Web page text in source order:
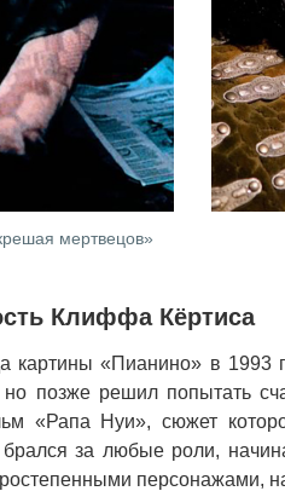
мертвецов»
Клиффа Кёртиса
картины «Пианино» в 1993
но позже решил попытать
«Рапа Нуи», сюжет
за любые роли,
персонажами,